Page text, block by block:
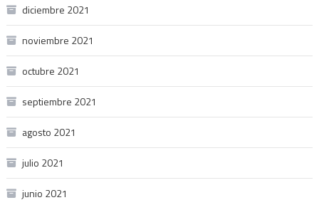
diciembre 2021
noviembre 2021
octubre 2021
septiembre 2021
agosto 2021
julio 2021
junio 2021